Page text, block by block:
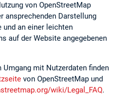
von OpenStreetMap
ansprechenden Darstellung
und an einer leichten
auf der Website angegebenen
mit Nutzerdaten finden
von OpenStreetMap und
wiki/Legal_FAQ.